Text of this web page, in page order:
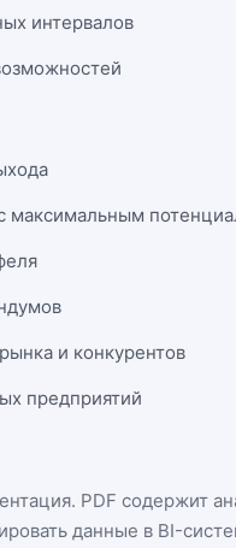
интервалов
максимальным
и конкурентов
предприятий
. PDF содержит
данные в BI-